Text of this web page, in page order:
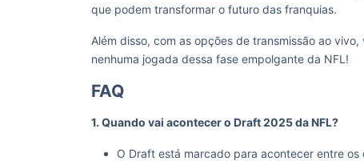
que podem transformar o futuro das franquias.
Além disso, com as opções de transmissão ao
nenhuma jogada dessa fase empolgante da NFL!
FAQ
1. Quando vai acontecer o Draft 2025 da NFL?
O Draft está marcado para acontecer entre